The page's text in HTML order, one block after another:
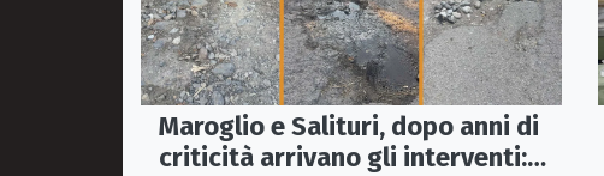
Maroglio e Salituri, dopo anni di
criticità arrivano gli interventi: